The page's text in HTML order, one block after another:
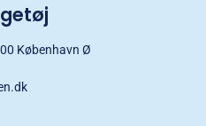
København Ø